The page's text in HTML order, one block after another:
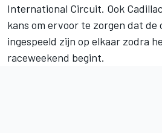
International Circuit. Ook
kans om ervoor te zorgen dat de
ingespeeld zijn op elkaar zodra
raceweekend begint.